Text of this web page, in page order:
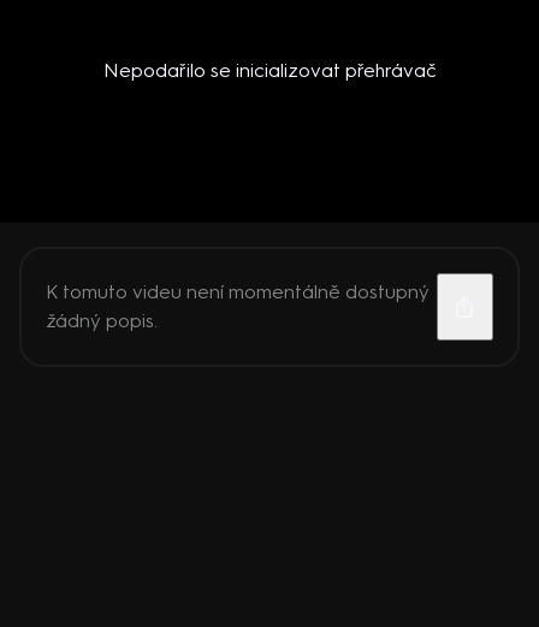
Nepodařilo se inicializovat přehrávač
K tomuto videu není momentálně dostupný
žádný popis.